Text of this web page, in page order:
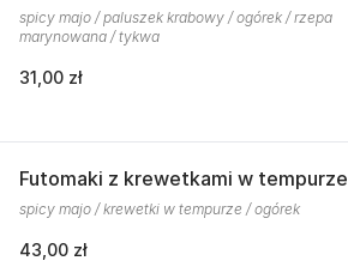
spicy majo / paluszek krabowy / ogórek / rzepa
marynowana / tykwa
31,00 zł
Futomaki z krewetkami w tempurze
spicy majo / krewetki w tempurze / ogórek
43,00 zł